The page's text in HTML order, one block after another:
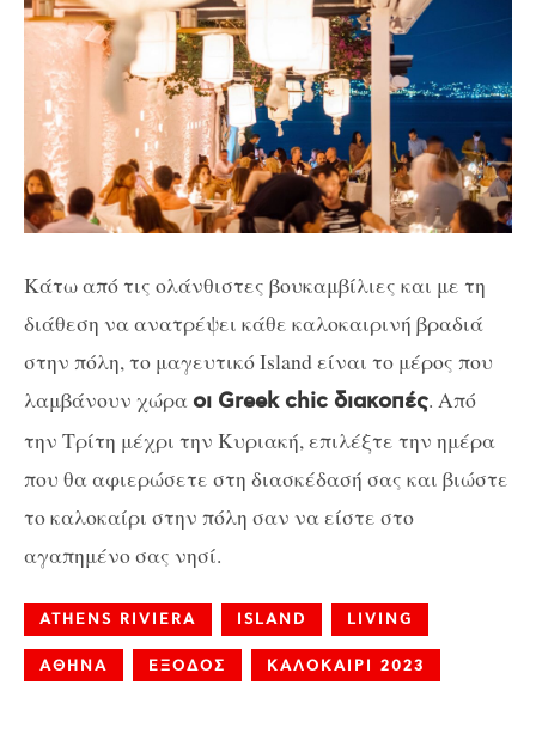
Κάτω από τις ολάνθιστες βουκαμβίλιες και με τη
διάθεση να ανατρέψει κάθε καλοκαιρινή βραδιά
στην πόλη, το μαγευτικό Island είναι το μέρος που
λαμβάνουν χώραοι Greek chic διακοπές. Από
την Τρίτη μέχρι την Κυριακή, επιλέξτε την ημέρα
που θα αφιερώσετε στη διασκέδασή σας και βιώστε
το καλοκαίρι στην πόλη σαν να είστε στο
αγαπημένο σας νησί.
ATHENS RIVIERA ISLAND LIVING
ΑΘΗΝΑ ΕΞΟΔΟΣ ΚΑΛΟΚΑΙΡΙ 2023